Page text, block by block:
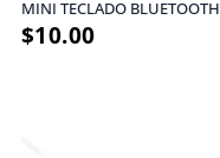
MINI TECLADO BLUETOOTH
$10.00